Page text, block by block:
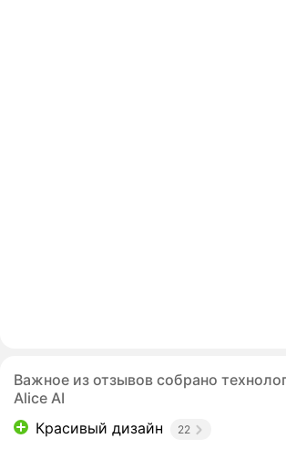
Важное из отзывов собрано
Alice AI
Красивый дизайн
22